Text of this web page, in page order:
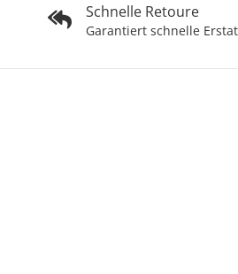
Schnelle Retoure
Garantiert schnelle